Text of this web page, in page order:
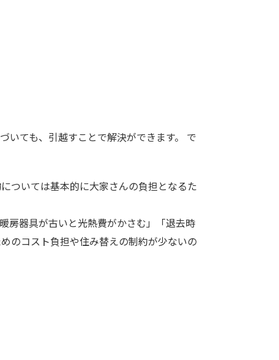
いても、引越すことで解決ができます。 で
ついては基本的に大家さんの負担となるた
房器具が古いと光熱費がかさむ」「退去時
のコスト負担や住み替えの制約が少ないの